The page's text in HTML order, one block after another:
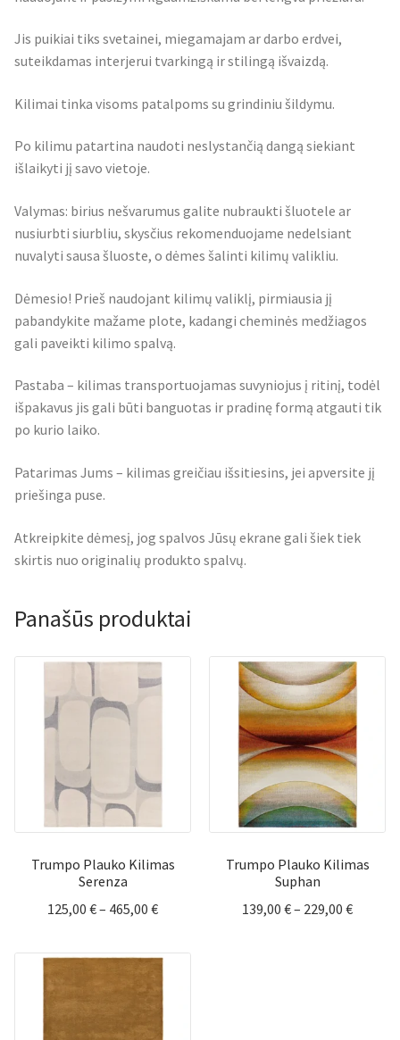
Jis puikiai tiks svetainei, miegamajam ar darbo erdvei,
suteikdamas interjerui tvarkingą ir stilingą išvaizdą.
Kilimai tinka visoms patalpoms su grindiniu šildymu.
Po kilimu patartina naudoti neslystančią dangą siekiant
išlaikyti jį savo vietoje.
Valymas: birius nešvarumus galite nubraukti šluotele ar
nusiurbti siurbliu, skysčius rekomenduojame nedelsiant
nuvalyti sausa šluoste, o dėmes šalinti kilimų valikliu.
Dėmesio! Prieš naudojant kilimų valiklį, pirmiausia jį
pabandykite mažame plote, kadangi cheminės medžiagos
gali paveikti kilimo spalvą.
Pastaba – kilimas transportuojamas suvyniojus į ritinį, todėl
išpakavus jis gali būti banguotas ir pradinę formą atgauti tik
po kurio laiko.
Patarimas Jums – kilimas greičiau išsitiesins, jei apversite jį
priešinga puse.
Atkreipkite dėmesį, jog spalvos Jūsų ekrane gali šiek tiek
skirtis nuo originalių produkto spalvų.
Panašūs produktai
Trumpo Plauko Kilimas
Serenza
125,00 €– 465,00 €Price
125,00 €
465,00 €
Trumpo Plauko Kilimas
Suphan
139,00 €– 229,00 €Price